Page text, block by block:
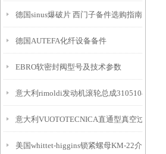
德国sinus爆破片 西门子备件选购指南
德国AUTEFA化纤设备备件
EBRO软密封阀型号及技术参数
意大利rimoldi发动机滚轮总成310510400介绍
意大利VUOTOTECNICA直通型真空过滤器
美国whittet-higgins锁紧螺母KM-22介绍